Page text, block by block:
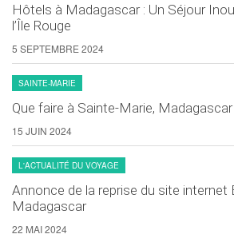
Hôtels à Madagascar : Un Séjour
l’Île Rouge
5 SEPTEMBRE 2024
SAINTE-MARIE
Que faire à Sainte-Marie, Madagascar
15 JUIN 2024
L'ACTUALITÉ DU VOYAGE
Annonce de la reprise du site internet
Madagascar
22 MAI 2024